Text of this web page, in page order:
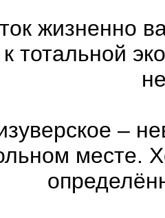
жизненно
тотальной
–
месте.